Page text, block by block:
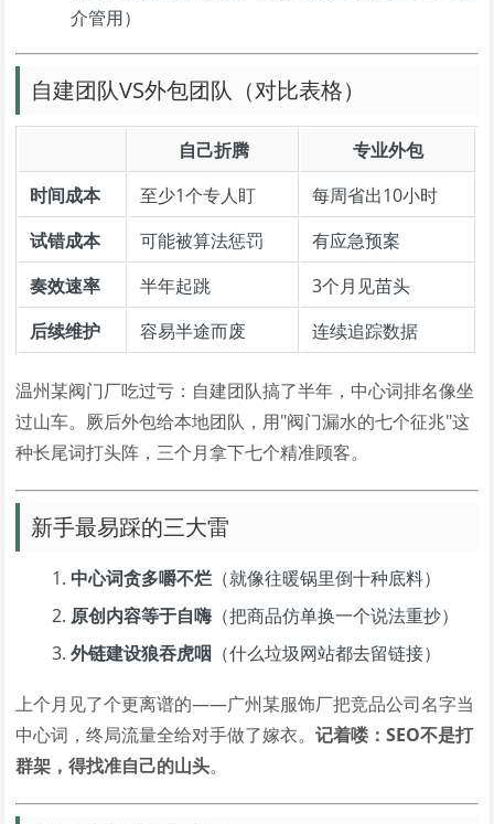
介管用）
自建团队VS外包团队（对比表格）
自己折腾
专业外包
时间成本
至少1个专人盯
每周省出10小时
试错成本
可能被算法惩罚
有应急预案
奏效速率
半年起跳
3个月见苗头
后续维护
容易半途而废 连续追踪数据
温州某阀门厂吃过亏：自建团队搞了半年，中心词排名像坐
过山车。厥后外包给本地团队，用"阀门漏水的七个征兆"这
种长尾词打头阵，三个月拿下七个精准顾客。
新手最易踩的三大雷
中心词贪多嚼不烂 （就像往暖锅里倒十种底料）
原创内容等于自嗨 （把商品仿单换一个说法重抄）
外链建设狼吞虎咽 （什么垃圾网站都去留链接）
上个月见了个更离谱的——广州某服饰厂把竞品公司名字当
中心词，终局流量全给对手做了嫁衣。记着喽：SEO不是打
群架，得找准自己的山头。